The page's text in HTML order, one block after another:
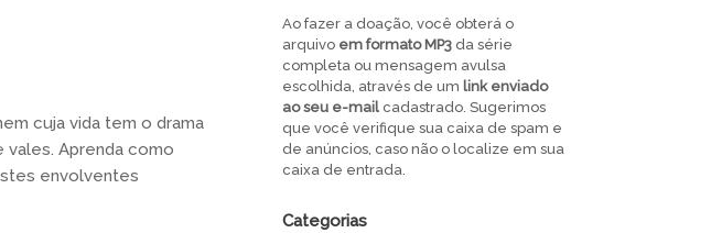
cuja vida tem o drama
Aprenda como
envolventes
Ao fazer a doação, você obterá o
arquivo em formato MP3 da série
completa ou mensagem avulsa
escolhida, através de umlink enviado
ao seu e-mail cadastrado. Sugerimos
que você verifique sua caixa de spam e
de anúncios, caso não o localize em sua
caixa de entrada.
Categorias